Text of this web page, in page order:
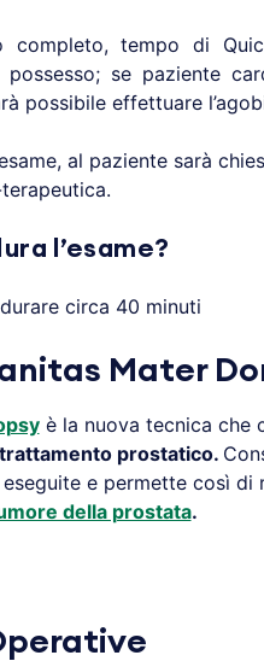
completo, tempo di
se paziente
possibile effettuare
al paziente sarà
l’esame?
durare circa 40 minuti
Mater
è la nuova tecnica che
trattamento prostatico.
e permette così
della prostata.